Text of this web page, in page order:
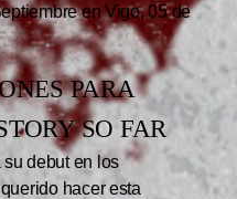
en Vigo, 05 de
PARA
SO FAR
debut en los
hacer esta